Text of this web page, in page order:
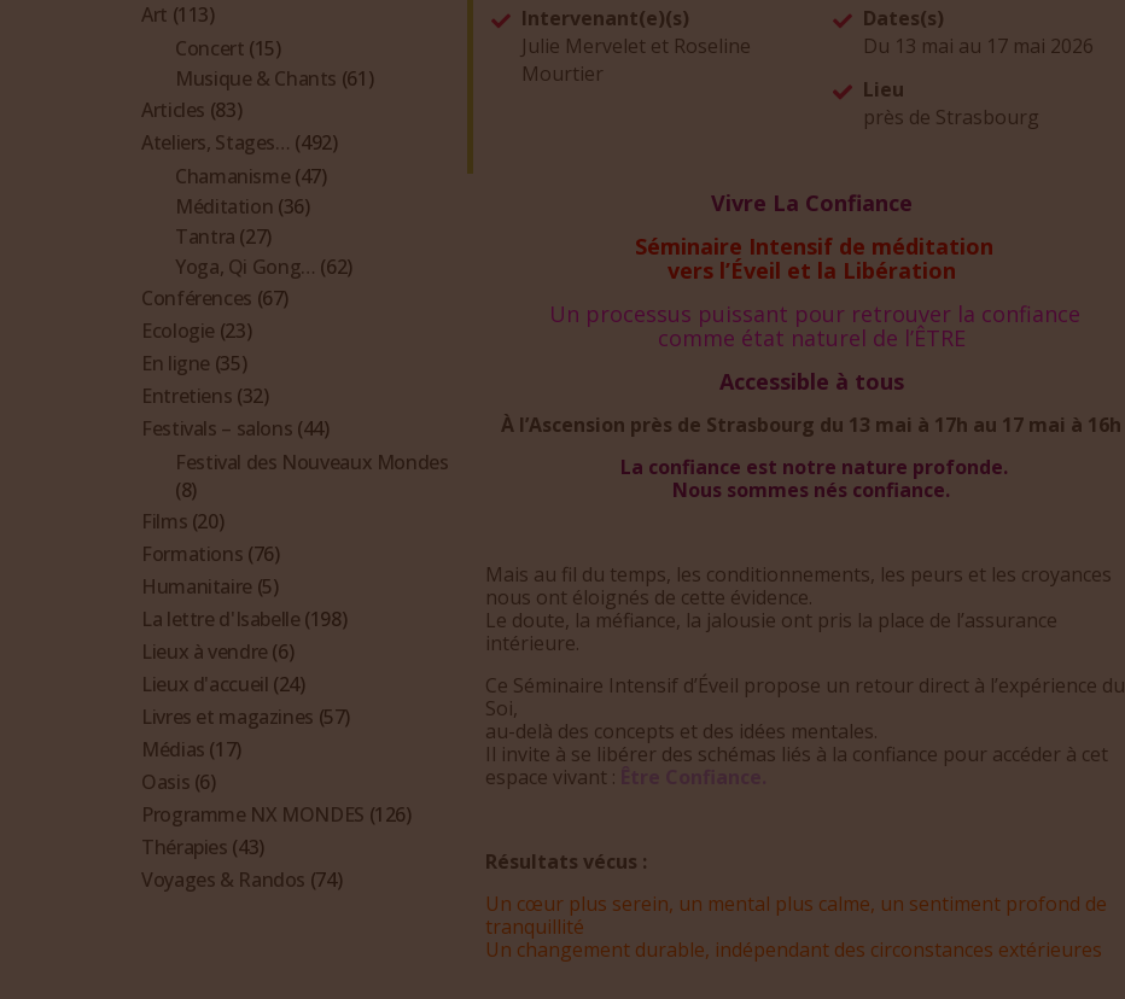
Intervenant(e)(s)
Julie Mervelet et Roseline
Mourtier
Dates(s)
Du 13 mai au 17 mai 2026
Lieu
près de Strasbourg
Vivre La Confiance
Séminaire Intensif de méditation
vers l’Éveil et la Libération
Un processus puissant pour retrouver la confiance
comme état naturel de l’ÊTRE
Accessible à tous
À l’Ascension près de Strasbourg du 13 mai à 17h au 17 mai à 16h
La confiance est notre nature profonde.
Nous sommes nés confiance.
Mais au fil du temps, les conditionnements, les peurs et les croyances
nous ont éloignés de cette évidence.
Le doute, la méfiance, la jalousie ont pris la place de l’assurance
intérieure.
Ce Séminaire Intensif d’Éveil propose un retour direct à l’expérience du
Soi,
au-delà des concepts et des idées mentales.
Il invite à se libérer des schémas liés à la confiance pour accéder à cet
espace vivant :
Résultats vécus :
Un cœur plus serein, un mental plus calme, un sentiment profond de
tranquillité
Un changement durable, indépendant des circonstances extérieures
Art (113)
Concert (15)
Musique & Chants (61)
Articles (83)
Ateliers, Stages… (492)
Chamanisme (47)
Méditation (36)
Tantra (27)
Yoga, Qi Gong… (62)
Conférences (67)
Ecologie (23)
En ligne (35)
Entretiens (32)
Festivals – salons (44)
Festival des Nouveaux Mondes
(8)
Films (20)
Formations (76)
Humanitaire (5)
La lettre d'Isabelle (198)
Lieux à vendre (6)
Lieux d'accueil (24)
Livres et magazines (57)
Médias (17)
Oasis (6)
Programme NX MONDES (126)
Thérapies (43)
Voyages & Randos (74)